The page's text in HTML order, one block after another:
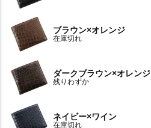
ブラウン×オレンジ
在庫切れ
ダークブラウン×オレンジ
残りわずか
ネイビー×ワイン
在庫切れ